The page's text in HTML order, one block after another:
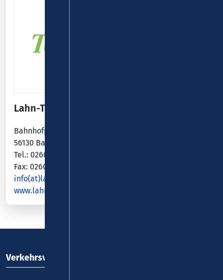
Lahn-Taunus-Touristik e. V.
Bahnhofplatz 1
56130 Bad Ems
Tel.: 02603/9415-15
Fax: 02603/9415-60
info(at)lahn-taunus.de
www.lahnwanderweg.com
Verkehrsverbund Rhein-Mosel GmbH